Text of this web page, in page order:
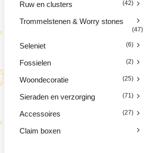
Ruw en clusters (42)
Trommelstenen & Worry stones
(47)
Seleniet (6)
Fossielen (2)
Woondecoratie (25)
Sieraden en verzorging (71)
Accessoires (27)
Claim boxen